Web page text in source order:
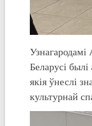
Беларусі
якія ўнеслі
культурнай